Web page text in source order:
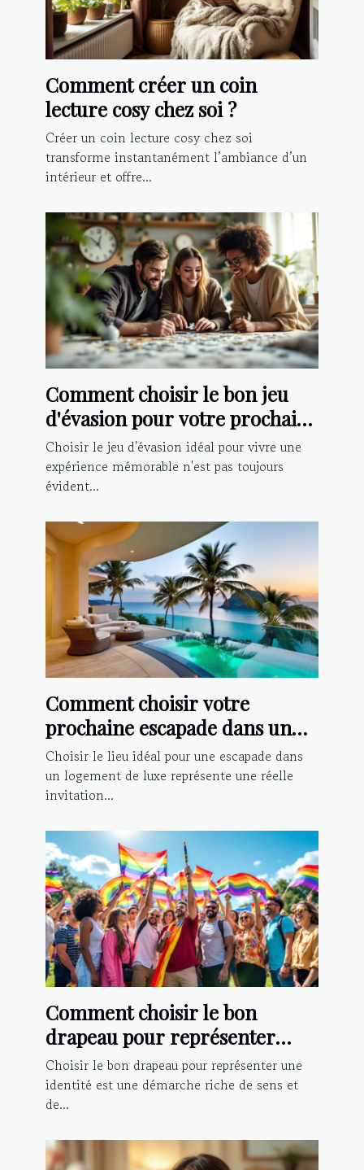
Comment créer un coin
lecture cosy chez soi ?
Créer un coin lecture cosy chez soi
transforme instantanément l’ambiance d’un
intérieur et offre...
Comment choisir le bon jeu
d'évasion pour votre prochaine
aventure ?
Choisir le jeu d'évasion idéal pour vivre une
expérience mémorable n'est pas toujours
évident...
Comment choisir votre
prochaine escapade dans un
logement de luxe ?
Choisir le lieu idéal pour une escapade dans
un logement de luxe représente une réelle
invitation...
Comment choisir le bon
drapeau pour représenter
votre identité?
Choisir le bon drapeau pour représenter une
identité est une démarche riche de sens et
de...